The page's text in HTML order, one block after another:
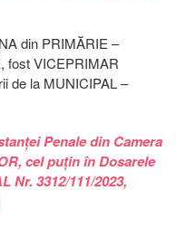
din PRIMĂRIE –
fost VICEPRIMAR
de la MUNICIPAL –
Penale din Camera
cel puțin în Dosarele
Nr. 3312/111/2023,